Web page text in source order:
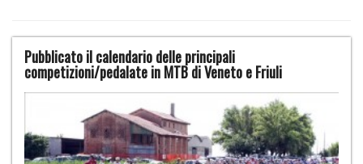
Pubblicato il calendario delle principali
competizioni/pedalate in MTB di Veneto e Friuli